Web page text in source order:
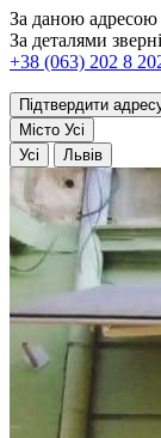
За даною адресою
За деталями
+38 (063) 202 8
Підтвердити
Місто Усі
Усі
Львів